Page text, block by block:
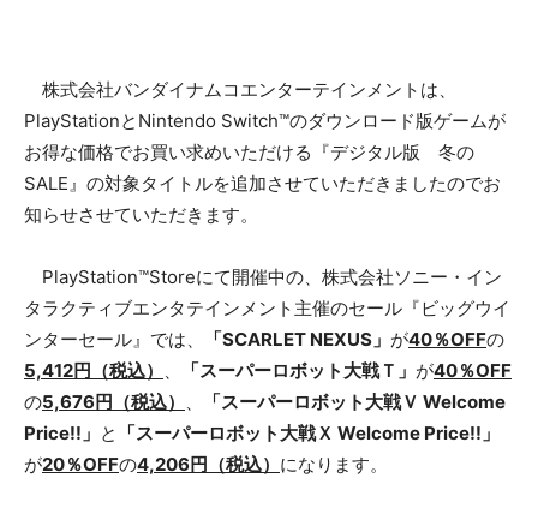
株式会社バンダイナムコエンターテインメントは、
PlayStationとNintendo Switch™のダウンロード版ゲームが
お得な価格でお買い求めいただける『デジタル版 冬の
SALE』の対象タイトルを追加させていただきましたのでお
知らせさせていただきます。
PlayStation™Storeにて開催中の、株式会社ソニー・イン
タラクティブエンタテインメント主催のセール『ビッグウイ
ンターセール』では、
「SCARLET NEXUS」 が40％OFFの
5,412円（税込） 、 「スーパーロボット大戦Ｔ」 が40％OFF
の5,676円（税込） 、
「スーパーロボット大戦Ｖ Welcome
Price!!」 と
「スーパーロボット大戦Ｘ Welcome Price!!」
が20％OFFの4,206円（税込） になります。